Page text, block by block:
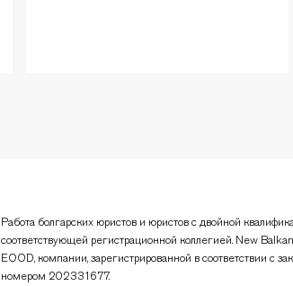
Работа болгарских юристов и юристов с двойной
соответствующей регистрационной коллегией. New
EOOD, компании, зарегистрированной в соответствии с
номером 202331677.